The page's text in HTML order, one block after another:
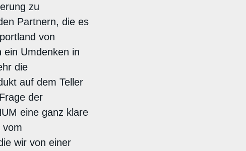
zu
Partnern, die es
von
Umdenken in
die
auf dem Teller
der
eine ganz klare
vom
wir von einer